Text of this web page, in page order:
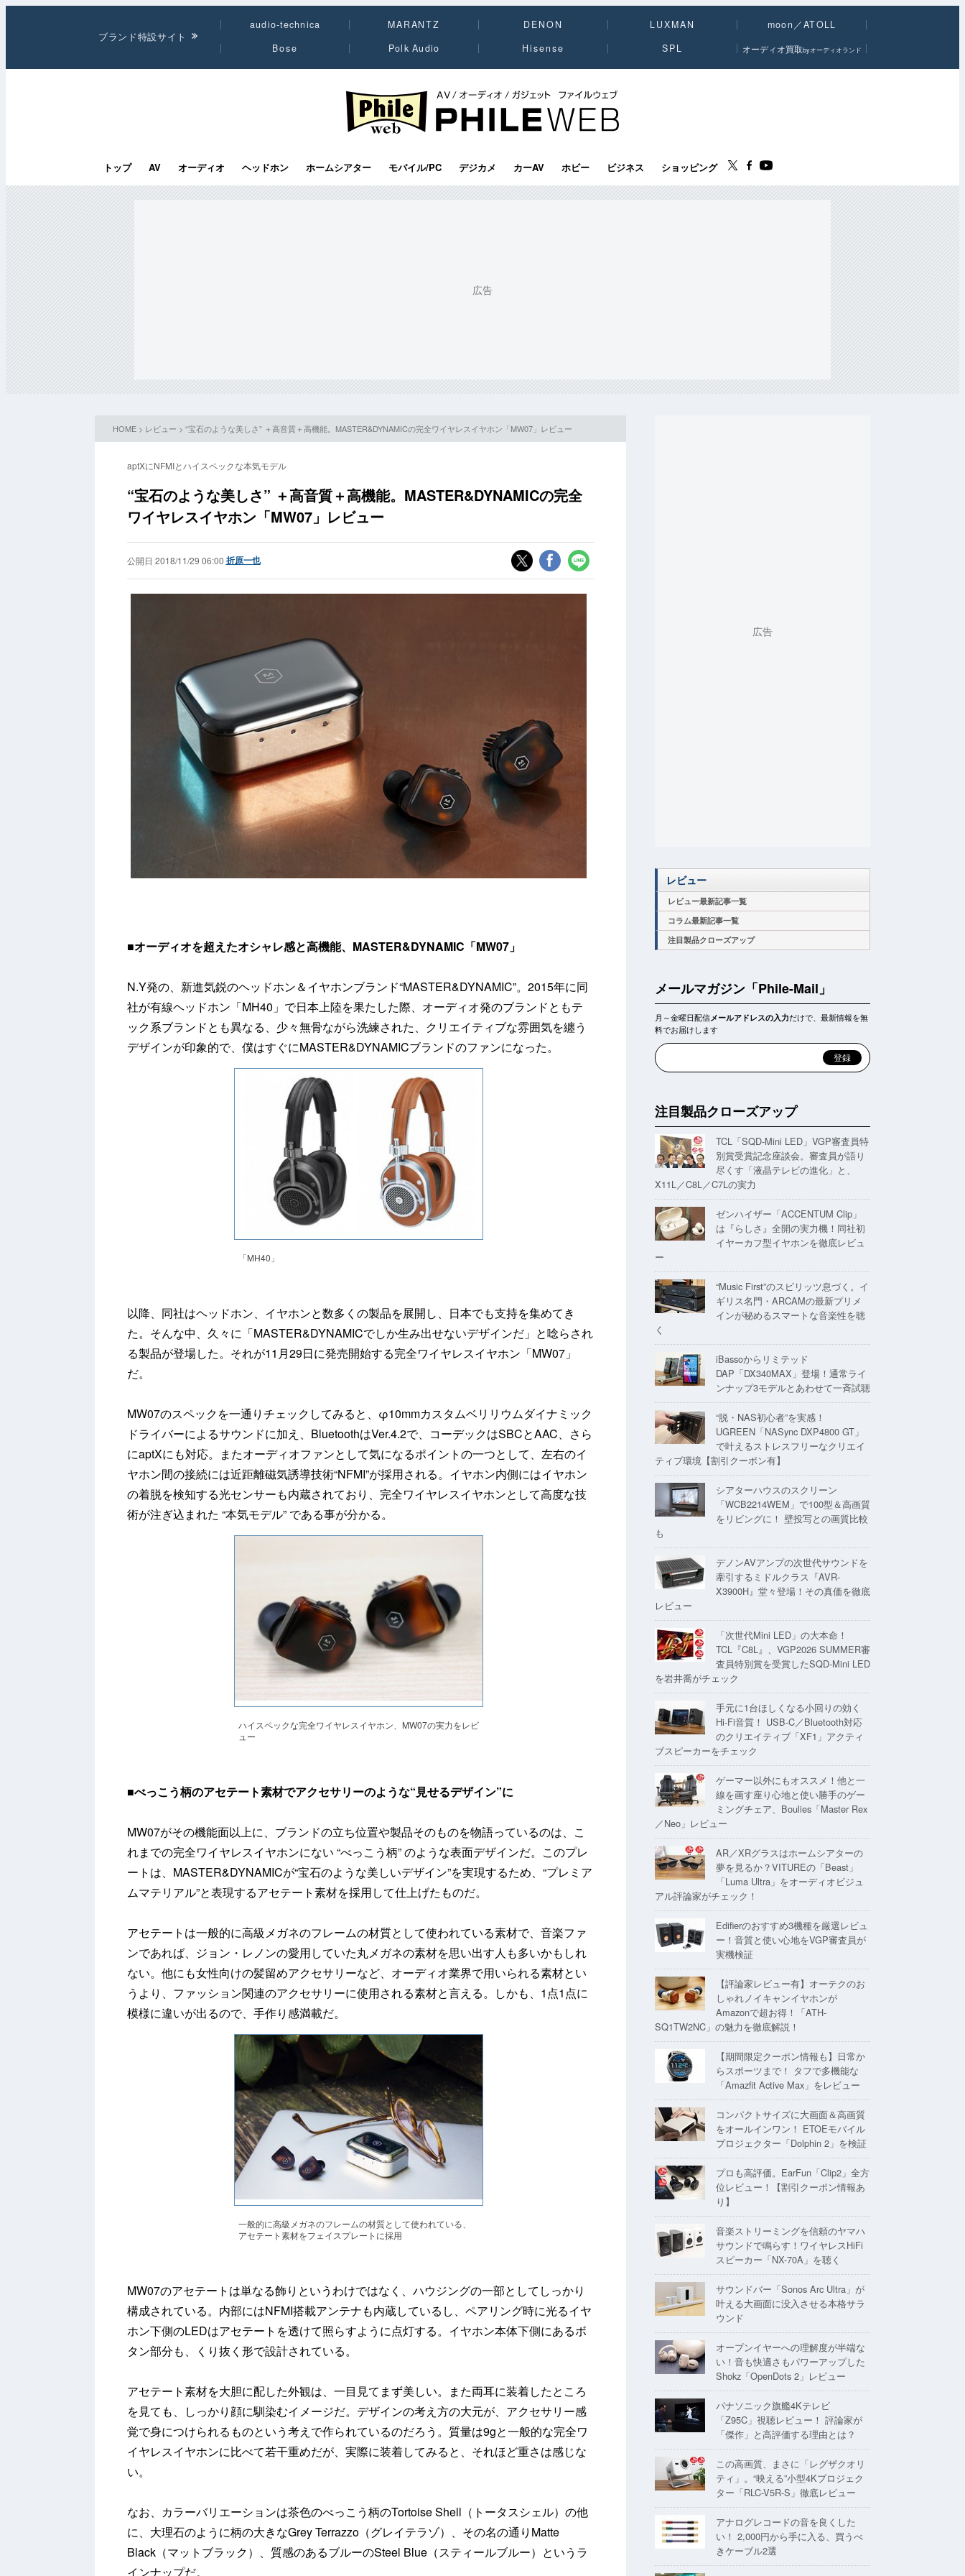
ブランド特設サイト
audio-technica MARANTZ DENON LUXMAN
moon／ATOLL
Bose
Polk Audio Hisense SPL オーディオ買取byオーディオランド
PHILE WEB｜AV/オーディオ/ガジェット
トップ AV オーディオ ヘッドホン ホームシアター モバイル/PC デジカメ カーAV ホビー ビジネス ショッピング
HOME > レビュー > “宝石のような美しさ” ＋高音質＋高機能。MASTER&DYNAMICの完全ワイヤレスイヤホン「MW07」レビュー
aptXにNFMIとハイスペックな本気モデル
“宝石のような美しさ” ＋高音質＋高機能。MASTER&DYNAMICの完全
ワイヤレスイヤホン「MW07」レビュー
公開日 2018/11/29 06:00 折原一也
■オーディオを超えたオシャレ感と高機能、MASTER&DYNAMIC「MW07」
N.Y発の、新進気鋭のヘッドホン＆イヤホンブランド“MASTER&DYNAMIC”。2015年に同
社が有線ヘッドホン「MH40」で日本上陸を果たした際、オーディオ発のブランドともテ
ック系ブランドとも異なる、少々無骨ながら洗練された、クリエイティブな雰囲気を纏う
デザインが印象的で、僕はすぐにMASTER&DYNAMICブランドのファンになった。
「MH40」
以降、同社はヘッドホン、イヤホンと数多くの製品を展開し、日本でも支持を集めてき
た。そんな中、久々に「MASTER&DYNAMICでしか生み出せないデザインだ」と唸らされ
る製品が登場した。それが11月29日に発売開始する完全ワイヤレスイヤホン「MW07」
だ。
MW07のスペックを一通りチェックしてみると、φ10mmカスタムベリリウムダイナミック
ドライバーによるサウンドに加え、BluetoothはVer.4.2で、コーデックはSBCとAAC、さら
にaptXにも対応。またオーディオファンとして気になるポイントの一つとして、左右のイ
ヤホン間の接続には近距離磁気誘導技術“NFMI”が採用される。イヤホン内側にはイヤホン
の着脱を検知する光センサーも内蔵されており、完全ワイヤレスイヤホンとして高度な技
術が注ぎ込まれた “本気モデル” である事が分かる。
ハイスペックな完全ワイヤレスイヤホン、MW07の実力をレビ
ュー
■べっこう柄のアセテート素材でアクセサリーのような“見せるデザイン”に
MW07がその機能面以上に、ブランドの立ち位置や製品そのものを物語っているのは、こ
れまでの完全ワイヤレスイヤホンにない “べっこう柄” のような表面デザインだ。このプレ
ートは、MASTER&DYNAMICが“宝石のような美しいデザイン”を実現するため、“プレミア
ムマテリアル”と表現するアセテート素材を採用して仕上げたものだ。
アセテートは一般的に高級メガネのフレームの材質として使われている素材で、音楽ファ
ンであれば、ジョン・レノンの愛用していた丸メガネの素材を思い出す人も多いかもしれ
ない。他にも女性向けの髪留めアクセサリーなど、オーディオ業界で用いられる素材とい
うより、ファッション関連のアクセサリーに使用される素材と言える。しかも、1点1点に
模様に違いが出るので、手作り感満載だ。
一般的に高級メガネのフレームの材質として使われている、
アセテート素材をフェイスプレートに採用
MW07のアセテートは単なる飾りというわけではなく、ハウジングの一部としてしっかり
構成されている。内部にはNFMI搭載アンテナも内蔵しているし、ペアリング時に光るイヤ
ホン下側のLEDはアセテートを透けて照らすように点灯する。イヤホン本体下側にあるボ
タン部分も、くり抜く形で設計されている。
アセテート素材を大胆に配した外観は、一目見てまず美しい。また両耳に装着したところ
を見ても、しっかり顔に馴染むイメージだ。デザインの考え方の大元が、アクセサリー感
覚で身につけられるものという考えで作られているのだろう。質量は9gと一般的な完全ワ
イヤレスイヤホンに比べて若干重めだが、実際に装着してみると、それほど重さは感じな
い。
なお、カラーバリエーションは茶色のべっこう柄のTortoise Shell（トータスシェル）の他
に、大理石のように柄の大きなGrey Terrazzo（グレイテラゾ）、その名の通りMatte
Black（マットブラック）、質感のあるブルーのSteel Blue（スティールブルー）というラ
インナップだ。
レビュー
レビュー最新記事一覧
コラム最新記事一覧
注目製品クローズアップ
メールマガジン「Phile-Mail」
月～金曜日配信メールアドレスの入力だけで、最新情報を無
料でお届けします
注目製品クローズアップ
TCL「SQD-Mini LED」VGP審査員特
別賞受賞記念座談会。審査員が語り
尽くす「液晶テレビの進化」と、
X11L／C8L／C7Lの実力
ゼンハイザー「ACCENTUM Clip」
は『らしさ』全開の実力機！同社初
イヤーカフ型イヤホンを徹底レビュ
ー
“Music First”のスピリッツ息づく。イ
ギリス名門・ARCAMの最新プリメ
インが秘めるスマートな音楽性を聴
く
iBassoからリミテッド
DAP「DX340MAX」登場！通常ライ
ンナップ3モデルとあわせて一斉試聴
“脱・NAS初心者”を実感！
UGREEN「NASync DXP4800 GT」
で叶えるストレスフリーなクリエイ
ティブ環境【割引クーポン有】
シアターハウスのスクリーン
「WCB2214WEM」で100型＆高画質
をリビングに！ 壁投写との画質比較
も
デノンAVアンプの次世代サウンドを
牽引するミドルクラス『AVR-
X3900H』堂々登場！その真価を徹底
レビュー
「次世代Mini LED」の大本命！
TCL『C8L』、VGP2026 SUMMER審
査員特別賞を受賞したSQD-Mini LED
を岩井喬がチェック
手元に1台ほしくなる小回りの効く
Hi-Fi音質！ USB-C／Bluetooth対応
のクリエイティブ「XF1」アクティ
ブスピーカーをチェック
ゲーマー以外にもオススメ！他と一
線を画す座り心地と使い勝手のゲー
ミングチェア、Boulies「Master Rex
／Neo」レビュー
AR／XRグラスはホームシアターの
夢を見るか？VITUREの「Beast」
「Luma Ultra」をオーディオビジュ
アル評論家がチェック！
Edifierのおすすめ3機種を厳選レビュ
ー！音質と使い心地をVGP審査員が
実機検証
【評論家レビュー有】オーテクのお
しゃれノイキャンイヤホンが
Amazonで超お得！「ATH-
SQ1TW2NC」の魅力を徹底解説！
【期間限定クーポン情報も】日常か
らスポーツまで！ タフで多機能な
「Amazfit Active Max」をレビュー
コンパクトサイズに大画面＆高画質
をオールインワン！ ETOEモバイル
プロジェクター「Dolphin 2」を検証
プロも高評価。EarFun「Clip2」全方
位レビュー！【割引クーポン情報あ
り】
音楽ストリーミングを信頼のヤマハ
サウンドで鳴らす！ワイヤレスHiFi
スピーカー「NX-70A」を聴く
サウンドバー「Sonos Arc Ultra」が
叶える大画面に没入させる本格サラ
ウンド
オープンイヤーへの理解度が半端な
い！音も快適さもパワーアップした
Shokz「OpenDots 2」レビュー
パナソニック旗艦4Kテレビ
「Z95C」視聴レビュー！ 評論家が
「傑作」と高評価する理由とは？
この高画質、まさに「レグザクオリ
ティ」。“映える”小型4Kプロジェク
ター「RLC-V5R-S」徹底レビュー
アナログレコードの音を良くした
い！ 2,000円から手に入る、買うべ
きケーブル2選